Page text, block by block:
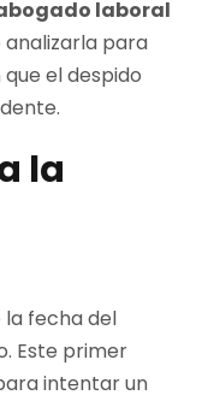
laboral
analizarla para
el despido
la
la fecha del
Este primer
intentar un